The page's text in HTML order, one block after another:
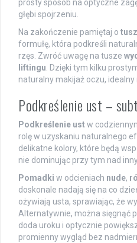
prosty sposób na optyczne
głębi spojrzeniu.
Na zakończenie pamiętaj o
formułę, która podkreśli
rzęs. Zwróć uwagę na tusze
liftingu. Dzięki tym kilku
naturalny makijaż oczu,
Podkreślenie ust –
Podkreślenie ustw
rolę w uzyskaniu naturalnego
delikatne kolory, które będą
nie dominując przy tym nad
Pomadki w odcieniach nude,
doskonale nadają się na co
ożywiają usta, sprawiając, że
Alternatywnie, można sięgnąć
doda uroku i optycznie
promienny wygląd bez